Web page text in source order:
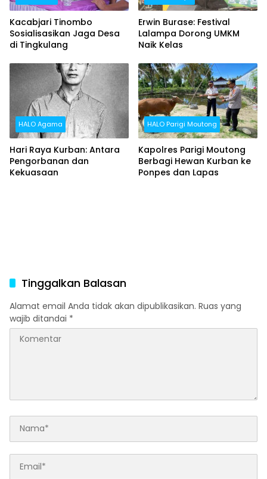
Kacabjari Tinombo
Sosialisasikan Jaga Desa
di Tingkulang
Erwin Burase: Festival
Lalampa Dorong UMKM
Naik Kelas
HALO Agama
Hari Raya Kurban: Antara
Pengorbanan dan
Kekuasaan
HALO Parigi Moutong
Kapolres Parigi Moutong
Berbagi Hewan Kurban ke
Ponpes dan Lapas
Tinggalkan Balasan
Alamat email Anda tidak akan dipublikasikan. Ruas yang
wajib ditandai *